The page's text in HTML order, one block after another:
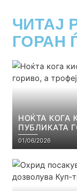
ЧИТАЈ
ГОРАН
НОЌТА КОГА
ПУБЛИКАТА
РЕАЛНОСТ
01/06/2026